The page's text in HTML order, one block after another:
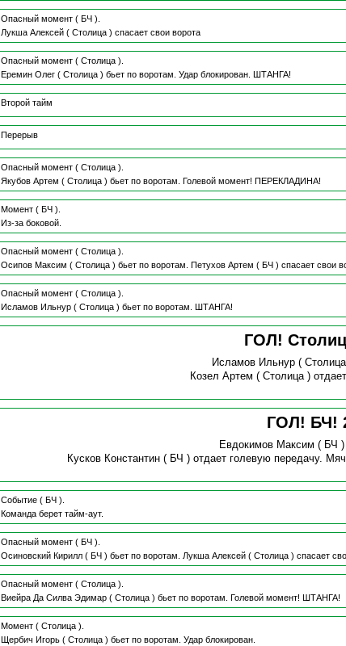
Опасный момент ( БЧ ).
Лукша Алексей( Столица ) спасает свои ворота
Опасный момент ( Столица ).
Еремин Олег( Столица ) бьет по воротам. Удар блокирован. ШТАНГА!
Второй тайм
Перерыв
Опасный момент ( Столица ).
Якубов Артем ( Столица ) бьет по воротам. Голевой момент! ПЕРЕКЛАДИНА!
Момент ( БЧ ).
Из-за боковой.
Опасный момент ( Столица ).
Осипов Максим ( Столица ) бьет по воротам. Петухов Артем ( БЧ ) спасает свои
Опасный момент ( Столица ).
Исламов Ильнур( Столица ) бьет по воротам. ШТАНГА!
ГОЛ!
Исламов Ильнур(
Козел Артем ( Столица )
ГОЛ! БЧ!
Евдокимов Максим ( БЧ
Кусков Константин ( БЧ )отдает голевую передачу.
Событие ( БЧ ).
Команда берет тайм-аут.
Опасный момент ( БЧ ).
Осиновский Кирилл( БЧ ) бьет по воротам. Лукша Алексей( Столица ) спасает
Опасный момент ( Столица ).
Виейра Да Силва Эдимар( Столица ) бьет по воротам. Голевой момент! ШТАНГА!
Момент ( Столица ).
Щербич Игорь( Столица ) бьет по воротам. Удар блокирован.